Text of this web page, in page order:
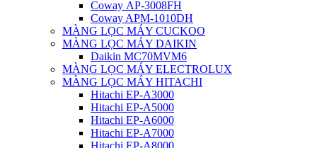
Coway AP-3008FH
Coway APM-1010DH
MÀNG LỌC MÁY CUCKOO
MÀNG LỌC MÁY DAIKIN
Daikin MC70MVM6
MÀNG LỌC MÁY ELECTROLUX
MÀNG LỌC MÁY HITACHI
Hitachi EP-A3000
Hitachi EP-A5000
Hitachi EP-A6000
Hitachi EP-A7000